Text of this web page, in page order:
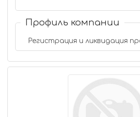
Профиль компании
Регистрация и ликвидация